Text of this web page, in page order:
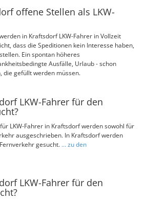
offene Stellen als LKW-
in Kraftsdorf LKW-Fahrer in Vollzeit
dass die Speditionen kein Interesse haben,
Ein spontan höheres
Ausfälle, Urlaub - schon
die gefüllt werden müssen.
LKW-Fahrer für den
LKW-Fahrer in Kraftsdorf werden sowohl für
ausgeschrieben. In Kraftsdorf werden
gesucht. ... zu den
LKW-Fahrer für den